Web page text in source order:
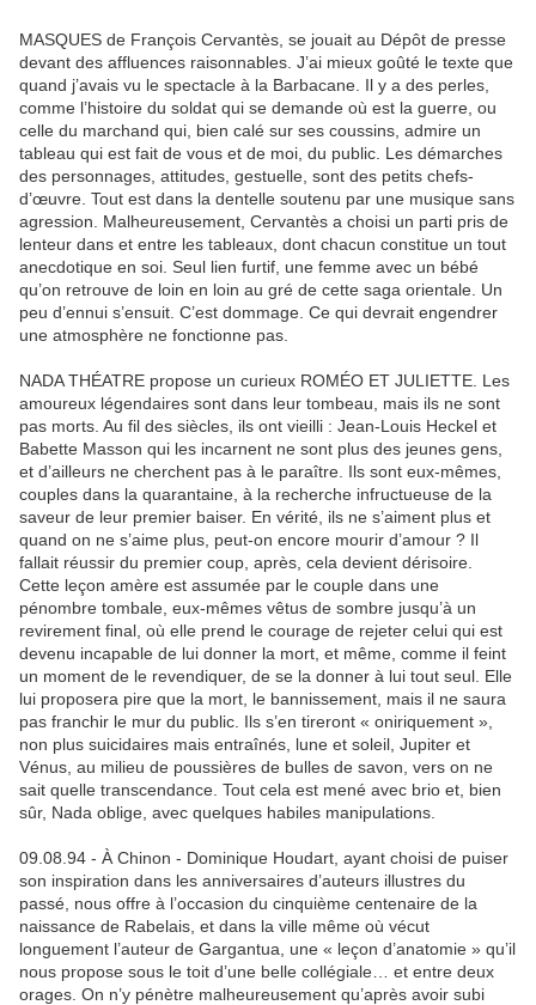
MASQUES de François Cervantès, se jouait au Dépôt de presse
devant des affluences raisonnables. J’ai mieux goûté le texte que
quand j’avais vu le spectacle à la Barbacane. Il y a des perles,
comme l’histoire du soldat qui se demande où est la guerre, ou
celle du marchand qui, bien calé sur ses coussins, admire un
tableau qui est fait de vous et de moi, du public. Les démarches
des personnages, attitudes, gestuelle, sont des petits chefs-
d’œuvre. Tout est dans la dentelle soutenu par une musique sans
agression. Malheureusement, Cervantès a choisi un parti pris de
lenteur dans et entre les tableaux, dont chacun constitue un tout
anecdotique en soi. Seul lien furtif, une femme avec un bébé
qu’on retrouve de loin en loin au gré de cette saga orientale. Un
peu d’ennui s’ensuit. C’est dommage. Ce qui devrait engendrer
une atmosphère ne fonctionne pas.
NADA THÉATRE propose un curieux ROMÉO ET JULIETTE. Les
amoureux légendaires sont dans leur tombeau, mais ils ne sont
pas morts. Au fil des siècles, ils ont vieilli : Jean-Louis Heckel et
Babette Masson qui les incarnent ne sont plus des jeunes gens,
et d’ailleurs ne cherchent pas à le paraître. Ils sont eux-mêmes,
couples dans la quarantaine, à la recherche infructueuse de la
saveur de leur premier baiser. En vérité, ils ne s’aiment plus et
quand on ne s’aime plus, peut-on encore mourir d’amour ? Il
fallait réussir du premier coup, après, cela devient dérisoire.
Cette leçon amère est assumée par le couple dans une
pénombre tombale, eux-mêmes vêtus de sombre jusqu’à un
revirement final, où elle prend le courage de rejeter celui qui est
devenu incapable de lui donner la mort, et même, comme il feint
un moment de le revendiquer, de se la donner à lui tout seul. Elle
lui proposera pire que la mort, le bannissement, mais il ne saura
pas franchir le mur du public. Ils s’en tireront « oniriquement »,
non plus suicidaires mais entraînés, lune et soleil, Jupiter et
Vénus, au milieu de poussières de bulles de savon, vers on ne
sait quelle transcendance. Tout cela est mené avec brio et, bien
sûr, Nada oblige, avec quelques habiles manipulations.
09.08.94 - À Chinon - Dominique Houdart, ayant choisi de puiser
son inspiration dans les anniversaires d’auteurs illustres du
passé, nous offre à l’occasion du cinquième centenaire de la
naissance de Rabelais, et dans la ville même où vécut
longuement l’auteur de Gargantua, une « leçon d’anatomie » qu’il
nous propose sous le toit d’une belle collégiale… et entre deux
orages. On n’y pénètre malheureusement qu’après avoir subi